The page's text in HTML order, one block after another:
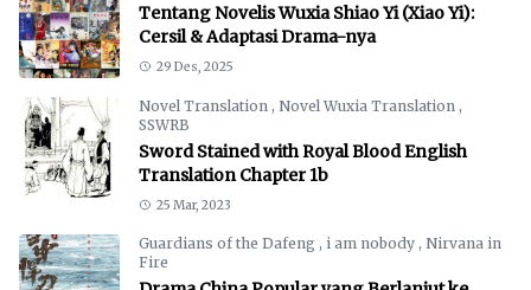
Tentang Novelis Wuxia Shiao Yi (Xiao Yi):
Cersil & Adaptasi Drama-nya
29 Des, 2025
Novel Translation , Novel Wuxia Translation ,
SSWRB
Sword Stained with Royal Blood English
Translation Chapter 1b
25 Mar, 2023
Guardians of the Dafeng , i am nobody , Nirvana in
Fire